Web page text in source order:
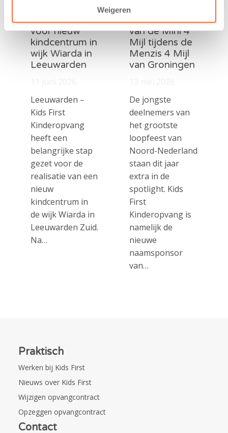
Weigeren
koopcontract
voor nieuw
kindcentrum in
wijk Wiarda in
Leeuwarden
Leeuwarden –
Kids First
Kinderopvang
heeft een
belangrijke stap
gezet voor de
realisatie van een
nieuw
kindcentrum in
de wijk Wiarda in
Leeuwarden Zuid.
Na…
nieuwe
naamsponsor
van de Mini 4
Mijl tijdens de
Menzis 4 Mijl
van Groningen
De jongste
deelnemers van
het grootste
loopfeest van
Noord-Nederland
staan dit jaar
extra in de
spotlight. Kids
First
Kinderopvang is
namelijk de
nieuwe
naamsponsor
van…
Praktisch
Werken bij Kids First
Nieuws over Kids First
Wijzigen opvangcontract
Opzeggen opvangcontract
Contact